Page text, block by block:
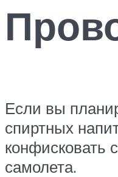
Если вы
спиртных
конфисковать
самолета.